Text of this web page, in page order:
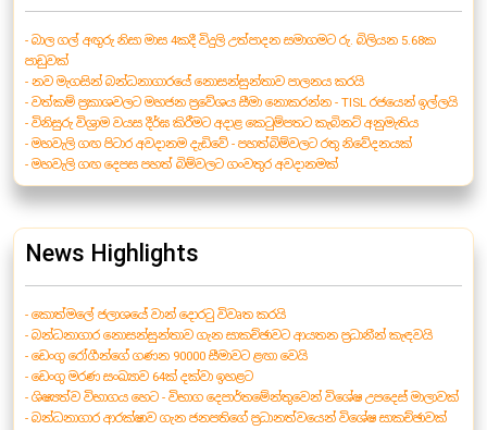
- බාල ගල් අඟුරු නිසා මාස 4කදී විදුලි උත්පාදන සමාගමට රු. බිලියන 5.68ක
පාඩුවක්
- නව මැගසින් බන්ධනාගාරයේ නොසන්සුන්තාව පාලනය කරයි
- වත්කම් ප්‍රකාශවලට මහජන ප්‍රවේශය සීමා නොකරන්න - TISL රජයෙන් ඉල්ලයි
- විනිසුරු විශ්‍රාම වයස දීර්ඝ කිරීමට අදාළ කෙටුම්පතට කැබිනට් අනුමැතිය
- මහවැලි ගඟ පිටාර අවදානම දැඩිවේ - පහත්බිම්වලට රතු නිවේදනයක්
- මහවැලි ගඟ දෙපස පහත් බිම්වලට ගංවතුර අවදානමක්
News Highlights
- කොත්මලේ ජලාශයේ වාන් දොරටු විවෘත කරයි
- බන්ධනාගාර නොසන්සුන්තාව ගැන සාකච්ඡාවට ආයතන ප්‍රධානීන් කැඳවයි
- ඩෙංගු රෝගීන්ගේ ගණන 90000 සීමාවට ළඟා වෙයි
- ඩෙංගු මරණ සංඛ්‍යාව 64ක් දක්වා ඉහළට
- ශිෂ්‍යත්ව විභාගය හෙට - විභාග දෙපාර්තමේන්තුවෙන් විශේෂ උපදෙස් මාලාවක්
- බන්ධනාගාර ආරක්ෂාව ගැන ජනපතිගේ ප්‍රධානත්වයෙන් විශේෂ සාකච්ඡාවක්